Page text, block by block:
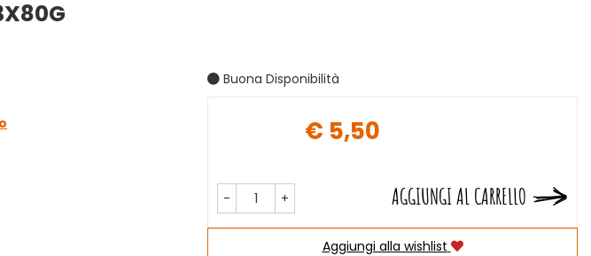
Buona Disponibilità
€ 5,50
- + AGGIUNGI AL CARRELLO
Aggiungi alla wishlist